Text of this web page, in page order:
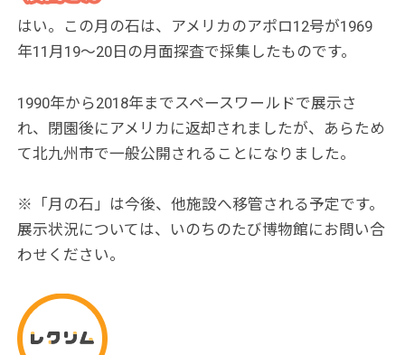
はい。この月の石は、アメリカのアポロ12号が1969
年11月19〜20日の月面探査で採集したものです。
1990年から2018年までスペースワールドで展示さ
れ、閉園後にアメリカに返却されましたが、あらため
て北九州市で一般公開されることになりました。
※「月の石」は今後、他施設へ移管される予定です。
展示状況については、いのちのたび博物館にお問い合
わせください。